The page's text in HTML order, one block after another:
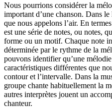
Nous pourrions considérer la
important d’une chanson. Dans le
que nous appelons l’air. En
est une série de notes, ou notes,
forme ou un motif. Chaque note
déterminée par le rythme de la
pouvons identifier qu’une
caractéristiques différentes que
contour et l’intervalle. Dans la
groupe chante habituellement la
autres interprètes jouent un
chanteur.